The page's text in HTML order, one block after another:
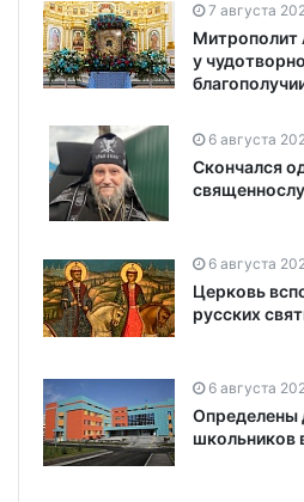
7 августа
Митрополит
у
6 августа
Скончался
6 августа
Церковь
русских
6 августа
Определены
школьников